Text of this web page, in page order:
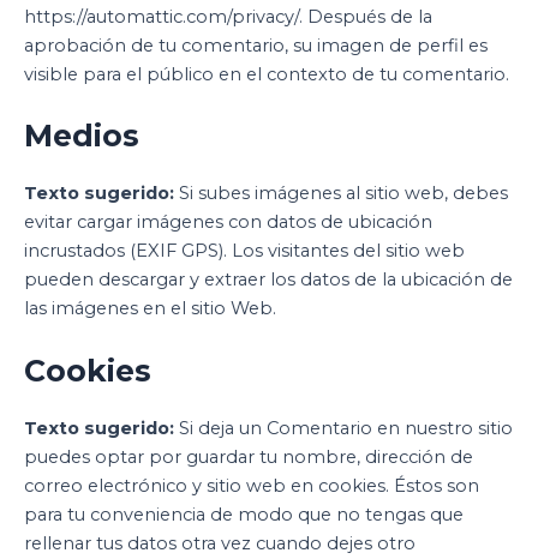
https://automattic.com/privacy/. Después de la
aprobación de tu comentario, su imagen de perfil es
visible para el público en el contexto de tu comentario.
Medios
Texto sugerido: Si subes imágenes al sitio web, debes
evitar cargar imágenes con datos de ubicación
incrustados (EXIF GPS). Los visitantes del sitio web
pueden descargar y extraer los datos de la ubicación de
las imágenes en el sitio Web.
Cookies
Texto sugerido: Si deja un Comentario en nuestro sitio
puedes optar por guardar tu nombre, dirección de
correo electrónico y sitio web en cookies. Éstos son
para tu conveniencia de modo que no tengas que
rellenar tus datos otra vez cuando dejes otro